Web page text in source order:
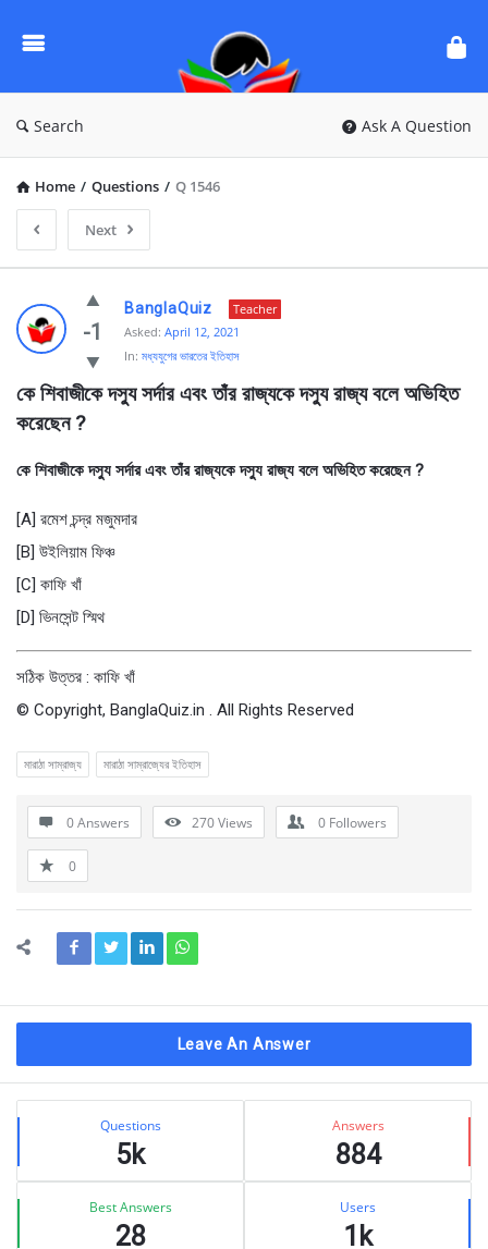
Questions
Search Ask A Question
Home / Questions / Q 1546
Next
Ask
Questions
BanglaQuiz
Latest
Questions
-1
BanglaQuiz
Teacher
Asked: April 12, 2021
In: মধ্যযুগের ভারতের ইতিহাস
কে শিবাজীকে দস্যু সর্দার এবং তাঁর রাজ্যকে দস্যু রাজ্য বলে অভিহিত
করেছেন ?
কে শিবাজীকে দস্যু সর্দার এবং তাঁর রাজ্যকে দস্যু রাজ্য বলে অভিহিত করেছেন ?
[A] রমেশ চন্দ্র মজুমদার
[B] উইলিয়াম ফিঞ্চ
[C] কাফি খাঁ
[D] ভিনসেন্ট স্মিথ
সঠিক উত্তর : কাফি খাঁ
© Copyright, BanglaQuiz.in . All Rights Reserved
মারাঠা সাম্রাজ্য মারাঠা সাম্রাজ্যের ইতিহাস
0 Answers 270Views 0 Followers
0
Leave An Answer
Sidebar
Stats Questions
5k
Answers
884
Best Answers
28
Users
1k